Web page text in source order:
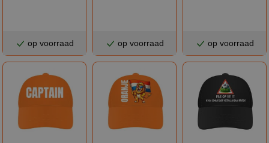
op voorraad op voorraad op voorraad